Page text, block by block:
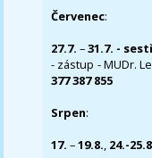
Červenec:
27.7.–31.7. -
- zástup - MUDr.
377 387 855
Srpen:
17. –19.8., 24.-